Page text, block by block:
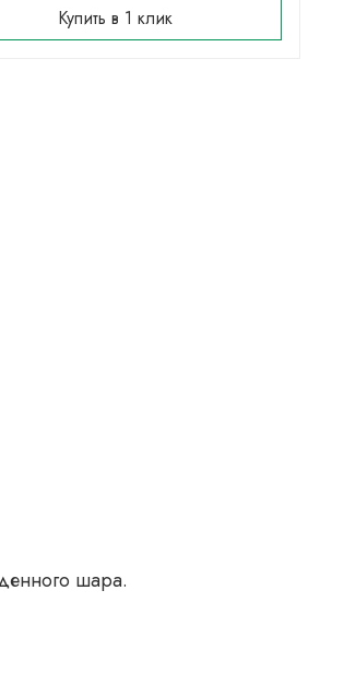
Купить в 1 клик
шара.